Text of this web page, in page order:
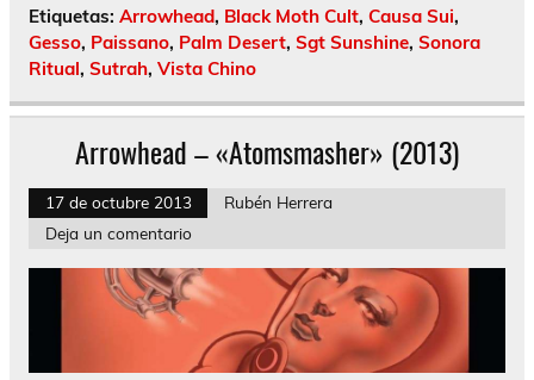
Etiquetas: Arrowhead, Black Moth Cult, Causa Sui,
Gesso, Paissano, Palm Desert, Sgt Sunshine, Sonora
Ritual, Sutrah, Vista Chino
Arrowhead – «Atomsmasher» (2013)
17 de octubre 2013
Rubén Herrera
Deja un comentario